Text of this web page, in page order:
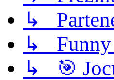
↳
↳ Funny
↳ 🎯